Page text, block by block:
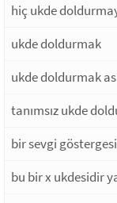
hiç ukde
ukde doldurmak
ukde doldurmak
tanımsız ukde
bir sevgi
bu bir x ukdesidir